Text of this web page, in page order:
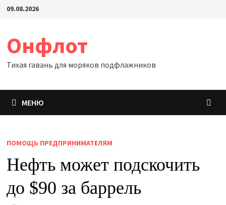
Перейти
09.08.2026
Онфлот
Тихая гавань для моряков подфлажников
МЕНЮ
ПОМОЩЬ ПРЕДПРИНИМАТЕЛЯМ
Нефть может подскочить
до $90 за баррель